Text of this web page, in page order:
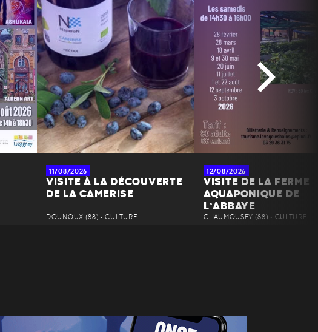
11/08/2026
VISITE À LA DÉCOUVERTE
DE LA CAMERISE
DOUNOUX (88) • CULTURE
12/08/2026
VISITE DE LA FERME
AQUAPONIQUE DE
L’ABBAYE
CHAUMOUSEY (88) • CULTURE